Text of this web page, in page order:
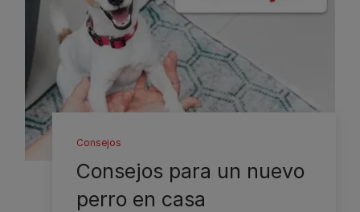
Consejos
Consejos para un nuevo
perro en casa